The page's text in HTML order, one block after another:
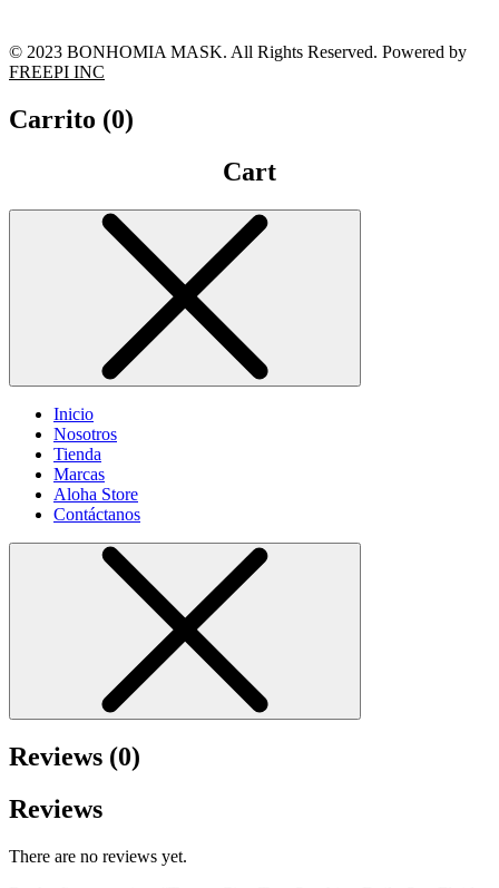
© 2023 BONHOMIA MASK. All Rights Reserved. Powered by
FREEPI INC
Carrito (0)
Cart
Inicio
Nosotros
Tienda
Marcas
Aloha Store
Contáctanos
Reviews (0)
Reviews
There are no reviews yet.